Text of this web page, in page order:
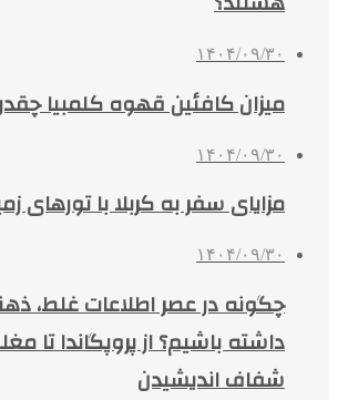
۱۴۰۴/۰۹/۳۰
میزان کافئین قهوه کلمبیا
۱۴۰۴/۰۹/۳۰
مزایای سفر به کربلا با تورهای
۱۴۰۴/۰۹/۳۰
چگونه در عصر اطلاعات غلط،
داشته باشیم؟ از پروپگاندا تا
شفاف اندیشیدن